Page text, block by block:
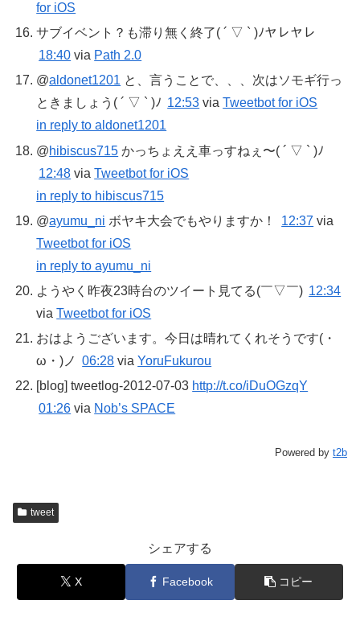
for iOS
サブイベント？も滞り無く終了( ´ ▽ ` )ﾉヤレヤレ
18:40 via Path 2.0
@aldonet1201 と、言うことで、、、次はソモギ行っ
ときましょう( ´ ▽ ` )ﾉ 12:53 viaTweetbot for iOS
in reply to aldonet1201
@hibiscus715 かっちょええ車っすねぇ〜( ´ ▽ ` )ﾉ
12:48 viaTweetbot for iOS
in reply to hibiscus715
@ayumu_ni ボヤキ大会でもやりますか！ 12:37 via
Tweetbot for iOS
in reply to ayumu_ni
ようやく昨夜23時台のツイート見てる(￣▽￣) 12:34
viaTweetbot for iOS
おはようございます。今日は晴れてくれそうです(・
ω・)ノ 06:28 viaYoruFukurou
[blog] tweetlog-2012-07-03 http://t.co/iDuOGzqY
01:26 via Nob’s SPACE
Powered by t2b
tweet
シェアする
X Facebook コピー